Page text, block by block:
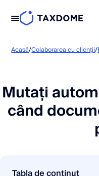
Acasă/Colaborarea cu clienții/
Mutați
când